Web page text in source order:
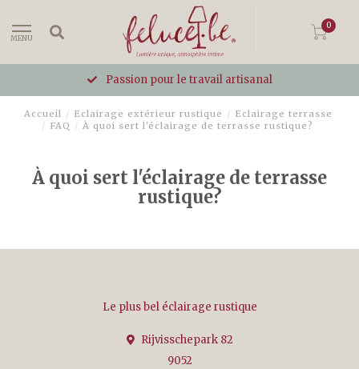
MENU
0
Passion pour le travail artisanal
Accueil / Eclairage extérieur rustique / Eclairage terrasse
/ FAQ / À quoi sert l'éclairage de terrasse rustique?
À quoi sert l'éclairage de terrasse
rustique?
Le plus bel éclairage rustique
Rijvisschepark 82
9052